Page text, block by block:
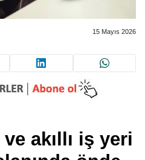
15 Mayıs 2026
akıllı iş yeri